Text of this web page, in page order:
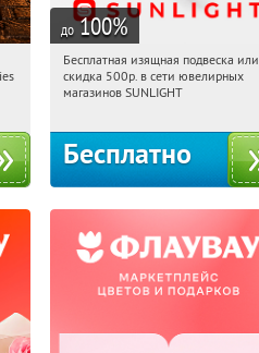
до 100%
06:30:04 Получили:
Россия
Бесплатная изящная подвеска или
скидка 500р. в сети ювелирных
магазинов SUNLIGHT
Бесплатно